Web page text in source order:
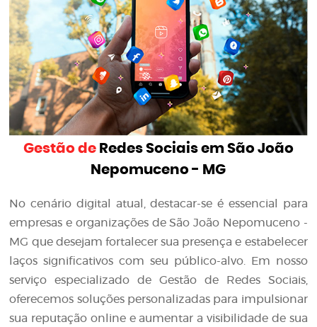
Gestão deRedes Sociais em São João
Nepomuceno - MG
No cenário digital atual, destacar-se é essencial para
empresas e organizações de São João Nepomuceno -
MG que desejam fortalecer sua presença e estabelecer
laços significativos com seu público-alvo. Em nosso
serviço especializado de Gestão de Redes Sociais,
oferecemos soluções personalizadas para impulsionar
sua reputação online e aumentar a visibilidade de sua